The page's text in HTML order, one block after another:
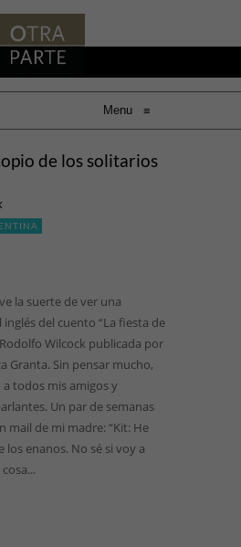
Menu ≡
de los solitarios
la suerte de ver una
del cuento “La fiesta de
Rodolfo Wilcock publicada por
Granta. Sin pensar mucho,
todos mis amigos y
Un par de semanas
mail de mi madre: “Kit: He
los enanos. No sé si voy a